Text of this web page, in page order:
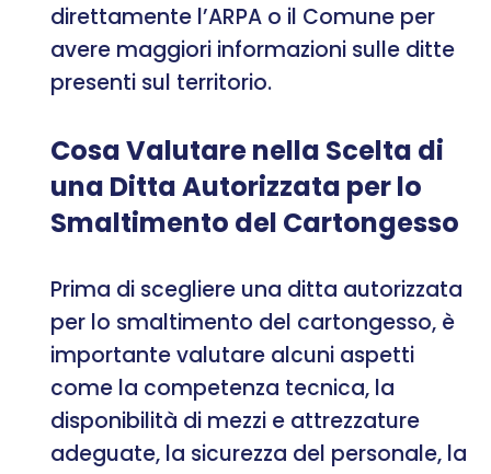
direttamente l’ARPA o il Comune per
avere maggiori informazioni sulle ditte
presenti sul territorio.
Cosa Valutare nella Scelta di
una Ditta Autorizzata per lo
Smaltimento del Cartongesso
Prima di scegliere una ditta autorizzata
per lo smaltimento del cartongesso, è
importante valutare alcuni aspetti
come la competenza tecnica, la
disponibilità di mezzi e attrezzature
adeguate, la sicurezza del personale, la